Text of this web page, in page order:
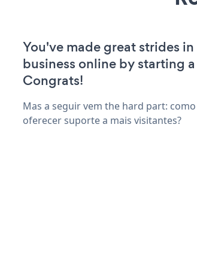
You've made great strides
business online by starting
Congrats!
Mas a seguir vem the hard part:
oferecer suporte a mais visitantes?